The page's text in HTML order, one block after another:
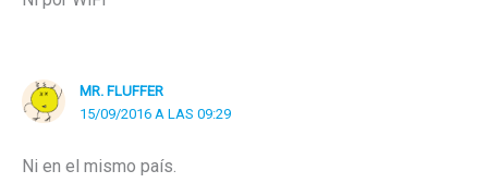
MR. FLUFFER
15/09/2016 A LAS 09:29
Ni en el mismo país.